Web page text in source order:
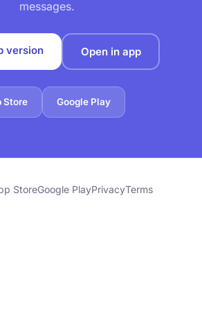
messages.
version Open in app
Store Google Play
StoreGoogle PlayPrivacyTerms